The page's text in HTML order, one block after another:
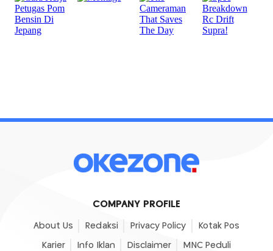
COMPANY PROFILE
About Us Redaksi Privacy Policy Kotak Pos
Karier Info Iklan Disclaimer MNC Peduli